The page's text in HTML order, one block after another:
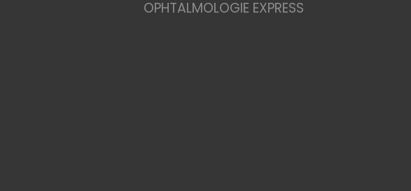
OPHTALMOLOGIE EXPRESS